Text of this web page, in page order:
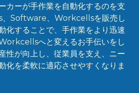
カーが手作業を自動化するのを支
Software、Workcellsを販売し
化することで、手作業をより迅速
へと変えるお手伝いをし
性が向上し、従業員を支え、ニー
化を柔軟に適応させやすくなりま